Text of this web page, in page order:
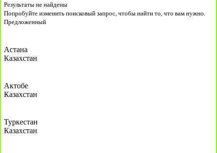
Результаты не найдены
Попробуйте изменить поисковый запрос, чтобы найти то, что вам нужно.
Предложенный
Астана
Казахстан
Актобе
Казахстан
Туркестан
Казахстан